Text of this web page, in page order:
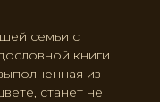
семьи с
книги
из
станет не